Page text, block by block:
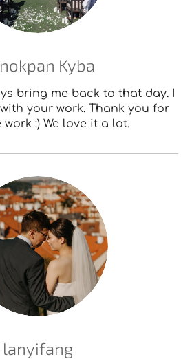
Kyba
bring me back to that day. I
your work. Thank you for
:) We love it a lot.
lanyifang